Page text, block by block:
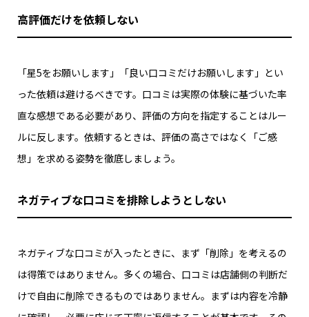
高評価だけを依頼しない
「星5をお願いします」「良い口コミだけお願いします」とい
った依頼は避けるべきです。口コミは実際の体験に基づいた率
直な感想である必要があり、評価の方向を指定することはルー
ルに反します。依頼するときは、評価の高さではなく「ご感
想」を求める姿勢を徹底しましょう。
ネガティブな口コミを排除しようとしない
ネガティブな口コミが入ったときに、まず「削除」を考えるの
は得策ではありません。多くの場合、口コミは店舗側の判断だ
けで自由に削除できるものではありません。まずは内容を冷静